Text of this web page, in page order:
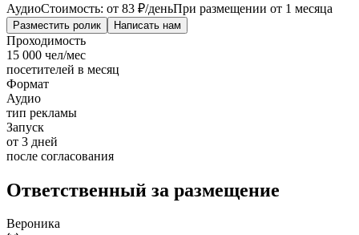
АудиоСтоимость: от 83 ₽/деньПри размещении от 1 месяца
Разместить ролик Написать нам
Проходимость
15 000 чел/мес
посетителей в месяц
Формат
Аудио
тип рекламы
Запуск
от 3 дней
после согласования
Ответственный за размещение
Вероника